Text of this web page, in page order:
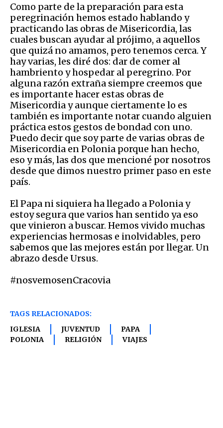
Como parte de la preparación para esta
peregrinación hemos estado hablando y
practicando las obras de Misericordia, las
cuales buscan ayudar al prójimo, a aquellos
que quizá no amamos, pero tenemos cerca. Y
hay varias, les diré dos: dar de comer al
hambriento y hospedar al peregrino. Por
alguna razón extraña siempre creemos que
es importante hacer estas obras de
Misericordia y aunque ciertamente lo es
también es importante notar cuando alguien
práctica estos gestos de bondad con uno.
Puedo decir que soy parte de varias obras de
Misericordia en Polonia porque han hecho,
eso y más, las dos que mencioné por nosotros
desde que dimos nuestro primer paso en este
país.
El Papa ni siquiera ha llegado a Polonia y
estoy segura que varios han sentido ya eso
que vinieron a buscar. Hemos vivido muchas
experiencias hermosas e inolvidables, pero
sabemos que las mejores están por llegar. Un
abrazo desde Ursus.
#nosvemosenCracovia
TAGS RELACIONADOS:
IGLESIA
JUVENTUD
PAPA
POLONIA
RELIGIÓN VIAJES